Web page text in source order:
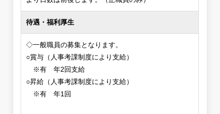
待遇・福利厚生
◇一般職員の募集となります。
○賞与（人事考課制度により支給）
※有 年2回支給
○昇給（人事考課制度により支給）
※有 年1回